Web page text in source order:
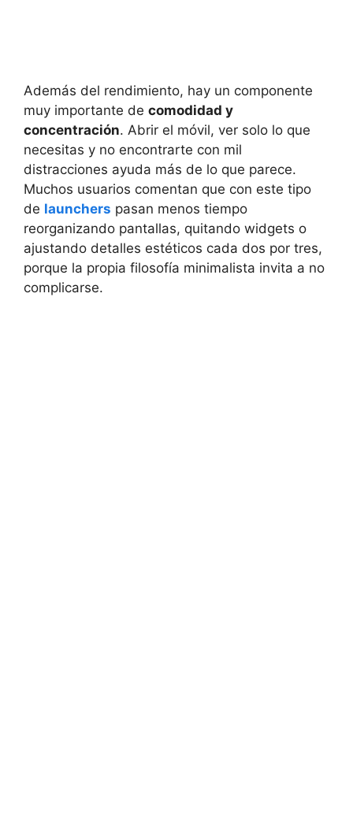
Además del rendimiento, hay un componente
muy importante de comodidad y
concentración. Abrir el móvil, ver solo lo que
necesitas y no encontrarte con mil
distracciones ayuda más de lo que parece.
Muchos usuarios comentan que con este tipo
de launchers pasan menos tiempo
reorganizando pantallas, quitando widgets o
ajustando detalles estéticos cada dos por tres,
porque la propia filosofía minimalista invita a no
complicarse.